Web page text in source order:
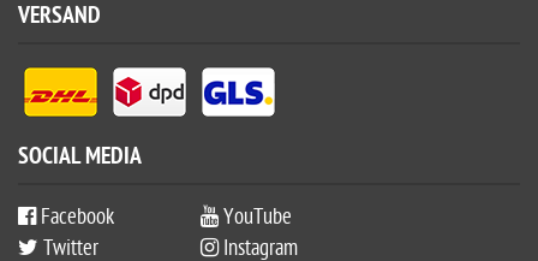
VERSAND
SOCIAL MEDIA
Facebook
YouTube
Twitter
Instagram